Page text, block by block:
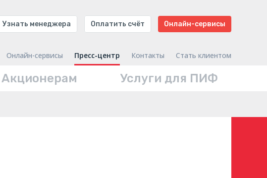
Узнать менеджера Оплатить счёт Онлайн-сервисы
Онлайн-сервисы Пресс-центр Контакты Стать клиентом
Акционерам Услуги для ПИФ